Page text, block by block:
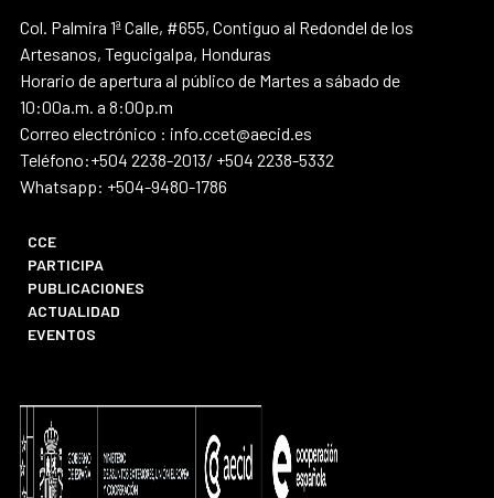
Col. Palmira 1ª Calle, #655, Contiguo al Redondel de los
Artesanos, Tegucigalpa, Honduras
Horario de apertura al público de Martes a sábado de
10:00a.m. a 8:00p.m
Correo electrónico : info.ccet@aecid.es
Teléfono:+504 2238-2013/ +504 2238-5332
Whatsapp: +504-9480-1786
CCE
PARTICIPA
PUBLICACIONES
ACTUALIDAD
EVENTOS